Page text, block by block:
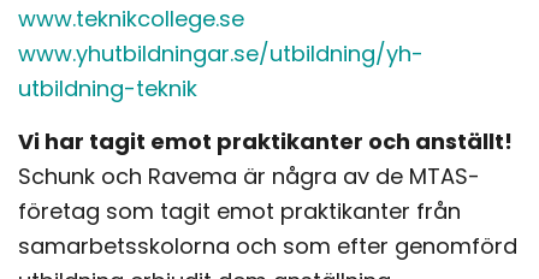
www.teknikcollege.se
www.yhutbildningar.se/utbildning/yh-
utbildning-teknik
Vi har tagit emot praktikanter och anställt!
Schunk och Ravema är några av de MTAS-
företag som tagit emot praktikanter från
samarbetsskolorna och som efter genomförd